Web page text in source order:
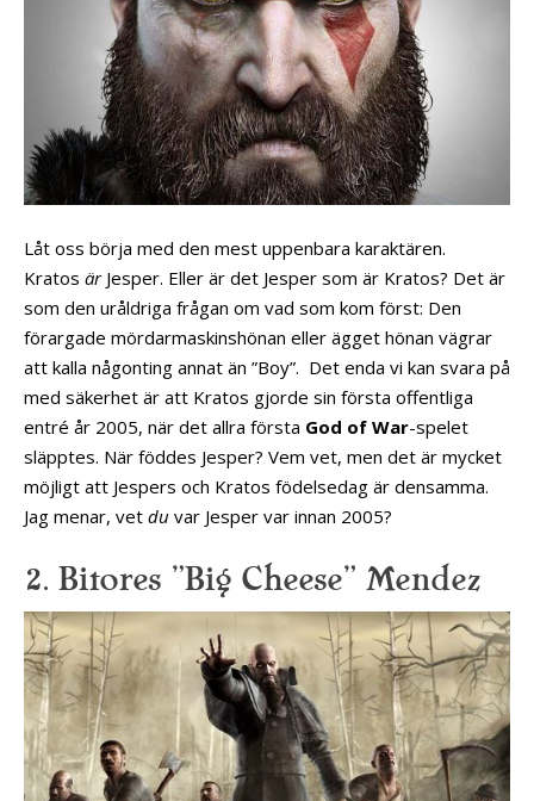
Låt oss börja med den mest uppenbara karaktären.
Kratos ärJesper. Eller är det Jesper som är Kratos? Det är
som den uråldriga frågan om vad som kom först: Den
förargade mördarmaskinshönan eller ägget hönan vägrar
att kalla någonting annat än ”Boy”. Det enda vi kan svara på
med säkerhet är att Kratos gjorde sin första offentliga
entré år 2005, när det allra första God of War-spelet
släpptes. När föddes Jesper? Vem vet, men det är mycket
möjligt att Jespers och Kratos födelsedag är densamma.
Jag menar, vet du var Jesper var innan 2005?
2. Bitores ”Big Cheese” Mendez